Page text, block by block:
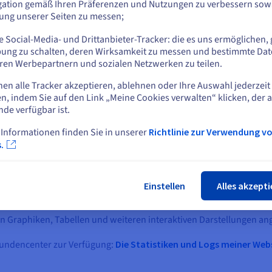
„Rohdaten“, die in Logs gespeichert werden. Dies sind
Unsere Server verarbeiten daher täglich ein umfangreiches
um, die einfacher zu lesen sind. OVHcloud Web Statistics
Informationen zu Ihren Besuchern und der
Graphiken, Tabellen und weiteren interaktiven Darstellungen
zur Verfügung: Die Statistiken und Logs meiner
der aktuellen Website bleiben
andere Website wählen
gemäß Ihren Präferenzen und Nutzungen zu verbessern
unserer Seiten zu messen;
Social-Media- und Drittanbieter-Tracker: die es uns ermöglichen,
zu schalten, deren Wirksamkeit zu messen und bestimmte
Werbepartnern und sozialen Netzwerken zu teilen.
alle Tracker akzeptieren, ablehnen oder Ihre Auswahl jederzeit
indem Sie auf den Link „Meine Cookies verwalten“ klicken, der
verfügbar ist.
finden Sie in unsererRichtlinie zur Verwendung
Einstellen Alles